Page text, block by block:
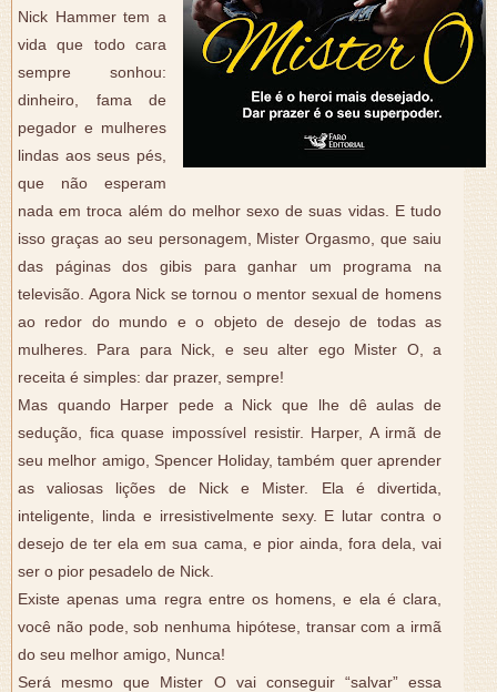
Nick Hammer tem a
vida que todo cara
sempre sonhou:
dinheiro, fama de
pegador e mulheres
lindas aos seus pés,
que não esperam
nada em troca além do melhor sexo de suas vidas. E tudo
isso graças ao seu personagem, Mister Orgasmo, que saiu
das páginas dos gibis para ganhar um programa na
televisão. Agora Nick se tornou o mentor sexual de homens
ao redor do mundo e o objeto de desejo de todas as
mulheres. Para para Nick, e seu alter ego Mister O, a
receita é simples: dar prazer, sempre!
Mas quando Harper pede a Nick que lhe dê aulas de
sedução, fica quase impossível resistir. Harper, A irmã de
seu melhor amigo, Spencer Holiday, também quer aprender
as valiosas lições de Nick e Mister. Ela é divertida,
inteligente, linda e irresistivelmente sexy. E lutar contra o
desejo de ter ela em sua cama, e pior ainda, fora dela, vai
ser o pior pesadelo de Nick.
Existe apenas uma regra entre os homens, e ela é clara,
você não pode, sob nenhuma hipótese, transar com a irmã
do seu melhor amigo, Nunca!
Será mesmo que Mister O vai conseguir “salvar” essa